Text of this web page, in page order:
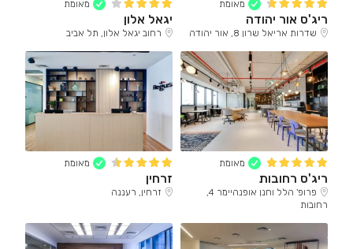
מאומת
ריג'ס אור יהודה
שדרות אריאל שרון 8, אור יהודה
מאומת
יגאל אלון
רחוב יגאל אלון, תל אביב
מאומת
ריג'ס רחובות
פרופ' הלל וחנן אופנהיימר 4,
רחובות
מאומת
זרחין
זרחין, רעננה